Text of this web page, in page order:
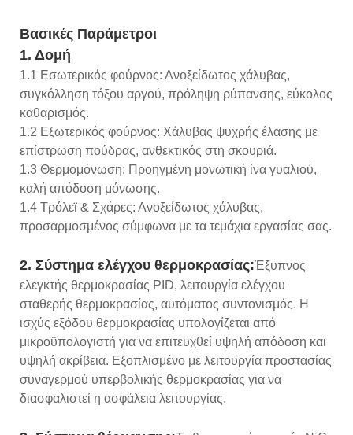
Βασικές Παράμετροι
1. Δομή
1.1 Εσωτερικός φούρνος: Ανοξείδωτος χάλυβας,
συγκόλληση τόξου αργού, πρόληψη ρύπανσης, εύκολος
καθαρισμός.
1.2 Εξωτερικός φούρνος: Χάλυβας ψυχρής έλασης με
επίστρωση πούδρας, ανθεκτικός στη σκουριά.
1.3 Θερμομόνωση: Προηγμένη μονωτική ίνα γυαλιού,
καλή απόδοση μόνωσης.
1.4 Τρόλεϊ & Σχάρες: Ανοξείδωτος χάλυβας,
προσαρμοσμένος σύμφωνα με τα τεμάχια εργασίας σας.
2. Σύστημα ελέγχου θερμοκρασίας:Έξυπνος
ελεγκτής θερμοκρασίας PID, λειτουργία ελέγχου
σταθερής θερμοκρασίας, αυτόματος συντονισμός. Η
ισχύς εξόδου θερμοκρασίας υπολογίζεται από
μικροϋπολογιστή για να επιτευχθεί υψηλή απόδοση και
υψηλή ακρίβεια. Εξοπλισμένο με λειτουργία προστασίας
συναγερμού υπερβολικής θερμοκρασίας για να
διασφαλιστεί η ασφάλεια λειτουργίας.